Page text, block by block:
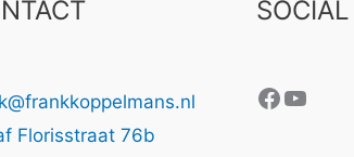
Florisstraat 76b